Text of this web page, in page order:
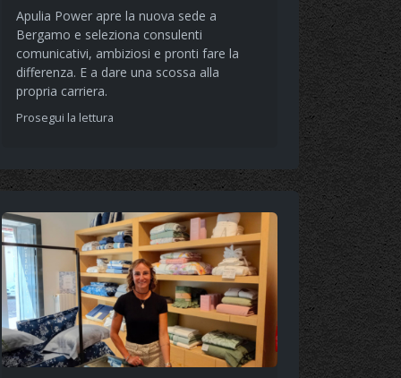
Apulia Power apre la nuova sede a
Bergamo e seleziona consulenti
comunicativi, ambiziosi e pronti fare la
differenza. E a dare una scossa alla
propria carriera.
Prosegui la lettura